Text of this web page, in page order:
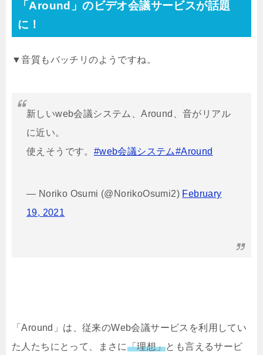
「Around」のビデオ会議サービスが話題
に！
▼音質もバッチリのようですね。
新しいweb会議システム、Around、音がリアル
に近い。
使えそうです。 #web会議システム#Around
— Noriko Osumi (@NorikoOsumi2) February
19, 2021
「Around」は、従来のWeb会議サービスを利用してい
た人たちにとって、まさに「理想」とも言えるサービ